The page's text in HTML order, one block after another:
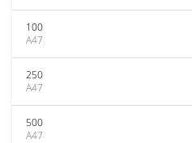
100
A47
250
A47
500
A47